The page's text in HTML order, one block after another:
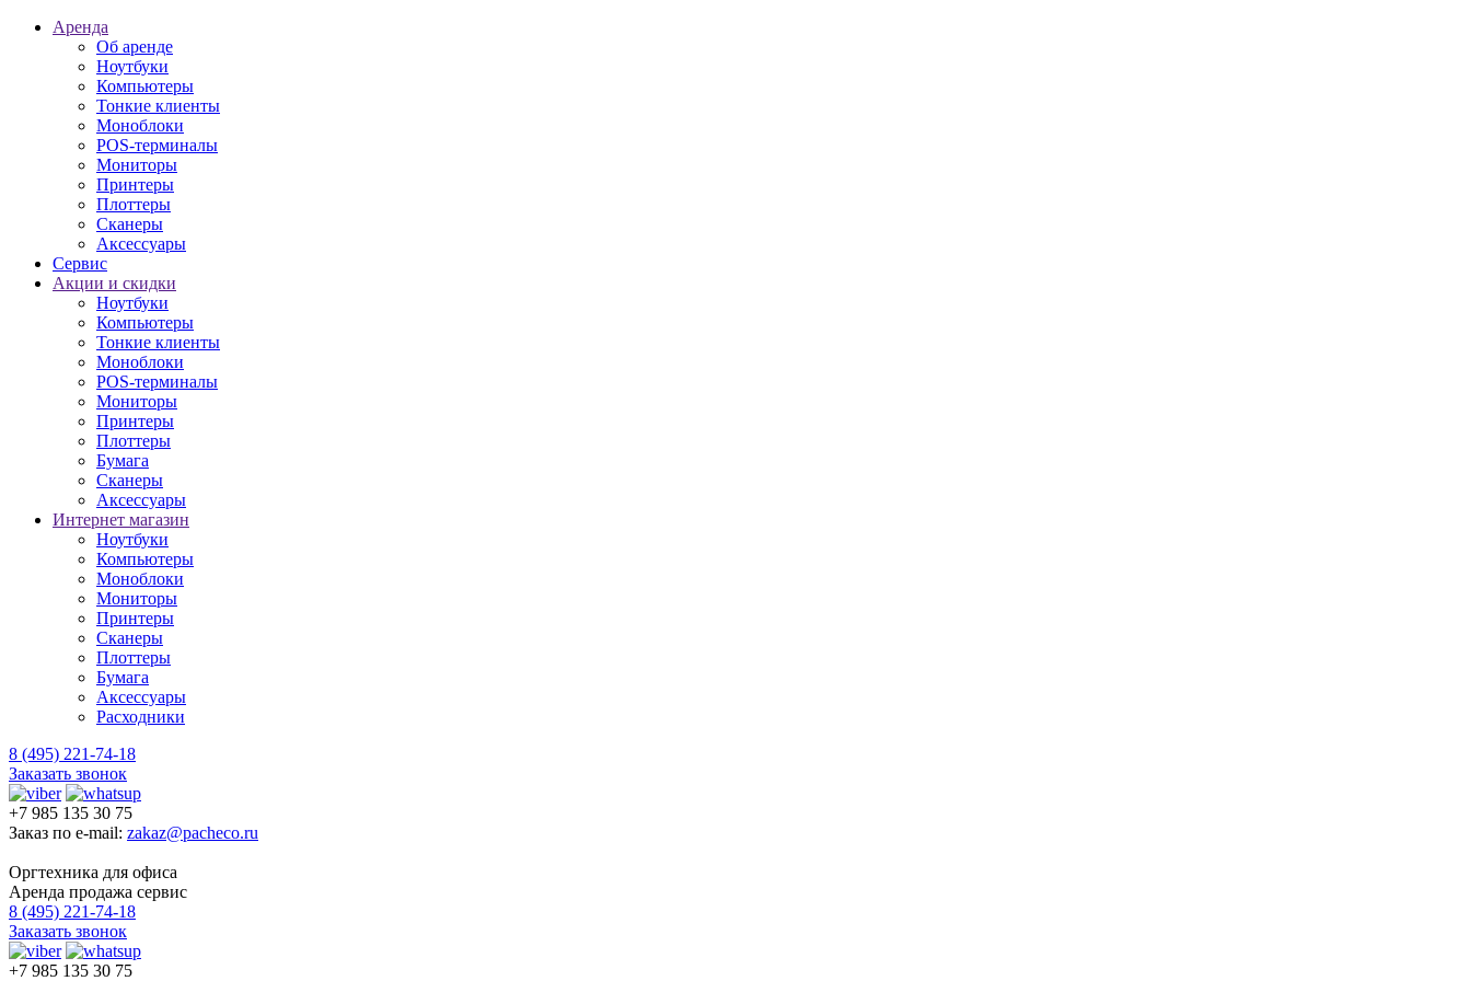
Аренда
Об аренде
Ноутбуки
Компьютеры
Тонкие клиенты
Моноблоки
POS-терминалы
Мониторы
Принтеры
Плоттеры
Сканеры
Аксессуары
Сервис
Акции и скидки
Ноутбуки
Компьютеры
Тонкие клиенты
Моноблоки
POS-терминалы
Мониторы
Принтеры
Плоттеры
Бумага
Сканеры
Аксессуары
Интернет магазин
Ноутбуки
Компьютеры
Моноблоки
Мониторы
Принтеры
Сканеры
Плоттеры
Бумага
Аксессуары
Расходники
8 (495) 221-74-18
Заказать звонок
+7 985 135 30 75
Заказ по e-mail: zakaz@pacheco.ru
Оргтехника для офиса
Аренда продажа сервис
8 (495) 221-74-18
Заказать звонок
+7 985 135 30 75